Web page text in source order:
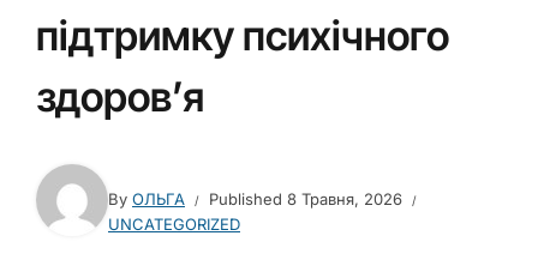
підтримку психічного
здоров’я
By ОЛЬГА Published 8 Травня, 2026
UNCATEGORIZED